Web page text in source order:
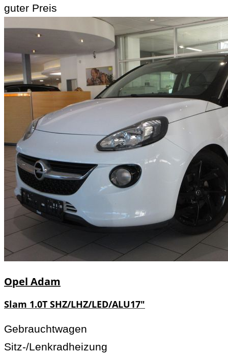
guter Preis
Opel Adam
Slam 1.0T SHZ/LHZ/LED/ALU17"
Gebrauchtwagen
Sitz-/Lenkradheizung